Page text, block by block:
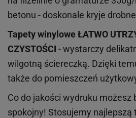
betonu - doskonale kryje
Tapety winyloweŁATWO
CZYSTOŚCI - wystarczy
wilgotną ściereczką. Dzięki
także do pomieszczeń
Co do jakości wydruku możesz
spokojny! Stosujemy najlepszą